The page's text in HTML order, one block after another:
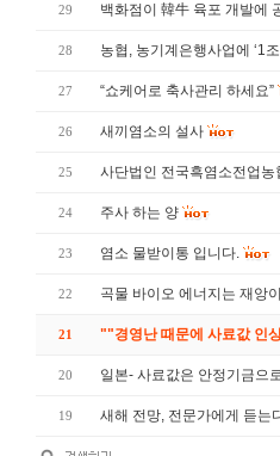
29 백화점이 韓牛 육포 개발에
28 농협, 농기계은행사업에 ‘1
27 “쇼케어로 축사관리 하세요”
26 새끼염소의 설사
25 사단법인 전국흑염소전업농
24 주사 하는 양
23 염소 물받이통 입니다.
22 곡물 바이오 에너지는 재앙
21 ""경영난 때문에 사료값 인
20 일본- 사료값은 안정기금으
19 새해 전망, 전문가에게 듣는